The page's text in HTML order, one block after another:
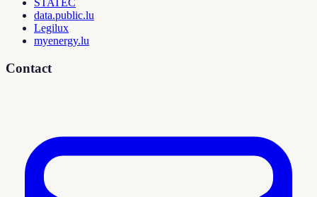
data.public.lu
Legilux
myenergy.lu
Contact